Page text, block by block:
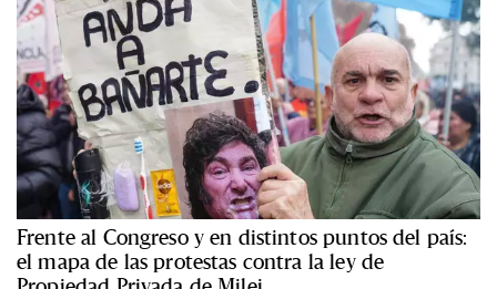
Frente al Congreso y en distintos puntos del país:
el mapa de las protestas contra la ley de